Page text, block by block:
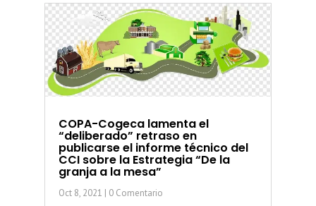
COPA-Cogeca lamenta el
“deliberado” retraso en
publicarse el informe técnico del
CCI sobre la Estrategia “De la
granja a la mesa”
Oct 8, 2021 | 0 Comentario